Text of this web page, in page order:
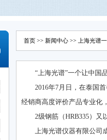
首页 >> 新闻中心 >> 上海光谱
“上海光谱”一个让中国
2016年7月日，在泰国
经销商高度评价产品专业化
2级钢筋（HRB335）又
上海光谱仪器有限公